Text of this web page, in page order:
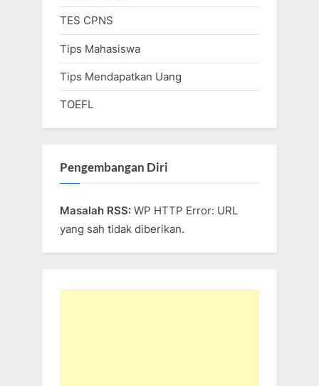
TES CPNS
Tips Mahasiswa
Tips Mendapatkan Uang
TOEFL
Pengembangan Diri
Masalah RSS: WP HTTP Error: URL
yang sah tidak diberikan.